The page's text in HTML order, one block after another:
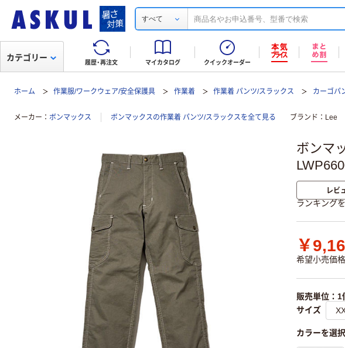
すべて
履歴・再注文 マイカタログ クイックオーダー
カテゴリー
ホーム 作業服/ワークウェア/安全保護具 作業着 作業着 パンツ/スラックス カーゴパ
メーカー ボンマックス ボンマックスの作業着 パンツ/スラックスを全て見る ブランド Lee
ボンマ
レビ
ランキング
￥
希望小売価格
販売単位：1
サイズ
カラーを選択